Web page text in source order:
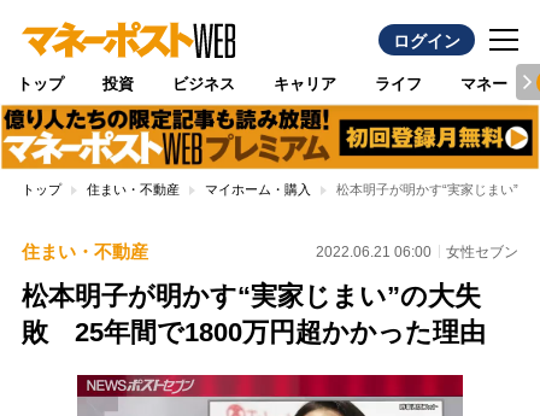
ログイン
トップ 投資 ビジネス キャリア ライフ マネー
トップ 住まい・不動産 マイホーム・購入 松本明子が明かす“実家じまい”
住まい・不動産 2022.06.21 06:00 女性セブン
松本明子が明かす“実家じまい”の大失
敗 25年間で1800万円超かかった理由